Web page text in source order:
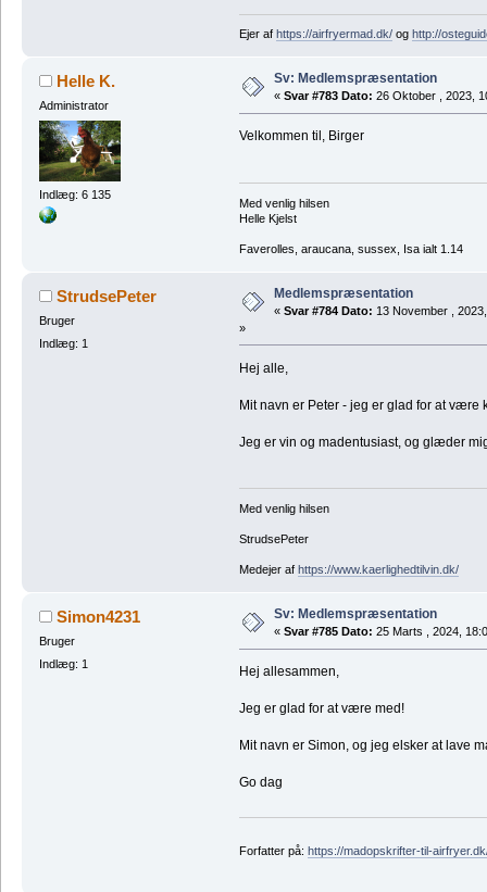
Ejer af https://airfryermad.dk/og http://
Helle K.
Administrator
Indlæg: 6 135
Sv: Medlemspræsentation
« Svar #783 Dato: 26 Oktober , 2023,
Velkommen til, Birger
Med venlig hilsen
Helle Kjelst
Faverolles, araucana, sussex, Isa ialt 1.14
StrudsePeter
Bruger
Indlæg: 1
Medlemspræsentation
« Svar #784 Dato: 13 November ,
»
Hej alle,
Mit navn er Peter - jeg er glad for at være
Jeg er vin og madentusiast, og glæder
Med venlig hilsen
StrudsePeter
Medejer af https://www.kaerlighedtilvin.dk/
Simon4231
Bruger
Indlæg: 1
Sv: Medlemspræsentation
« Svar #785 Dato: 25 Marts , 2024,
Hej allesammen,
Jeg er glad for at være med!
Mit navn er Simon, og jeg elsker at lave
Go dag
Forfatter på: https://madopskrifter-til-